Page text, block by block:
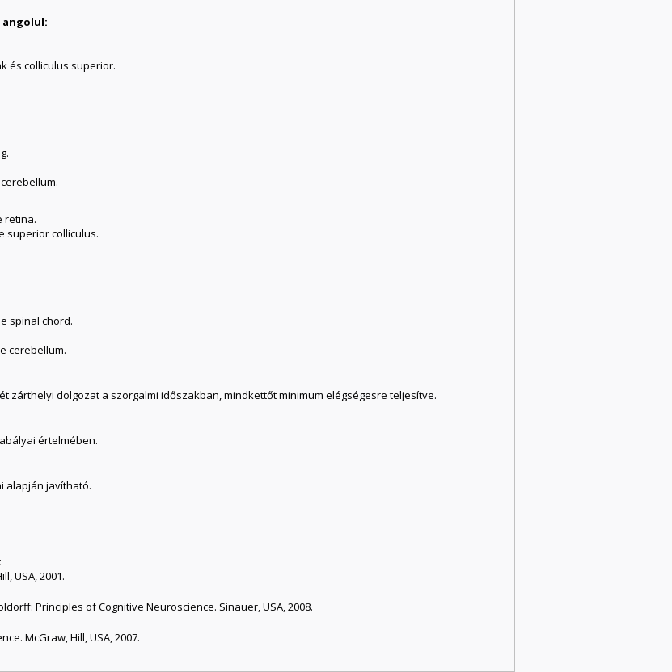
és colliculus superior.
retina.
superior colliculus.
spinal chord.
cerebellum.
zárthelyi dolgozat a szorgalmi időszakban, mindkettőt minimum elégségesre teljesítve.
értelmében.
alapján javítható.
USA, 2001.
Principles of Cognitive Neuroscience. Sinauer, USA, 2008.
McGraw, Hill, USA, 2007.